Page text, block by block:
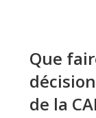
Que
de la